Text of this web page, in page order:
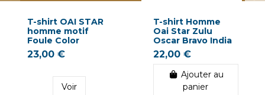
T-shirt OAI STAR
homme motif
Foule Color
23,00 €
Voir
T-shirt Homme
Oai Star Zulu
Oscar Bravo India
22,00 €
Ajouter au
panier